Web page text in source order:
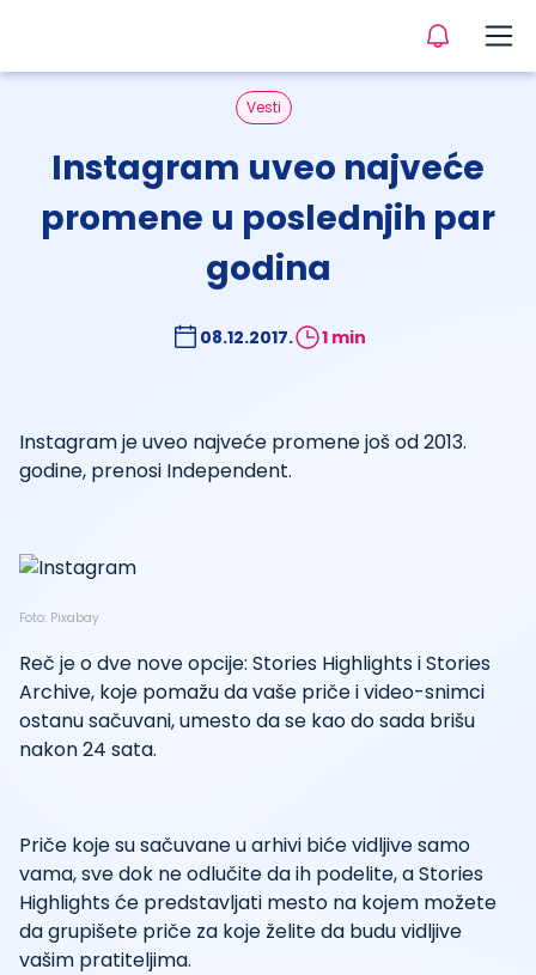
Vesti
Instagram uveo najveće
promene u poslednjih par
godina
08.12.2017. 1 min
Instagram je uveo najveće promene još od 2013.
godine, prenosi Independent.
Foto: Pixabay
Reč je o dve nove opcije: Stories Highlights i Stories
Archive, koje pomažu da vaše priče i video-snimci
ostanu sačuvani, umesto da se kao do sada brišu
nakon 24 sata.
Priče koje su sačuvane u arhivi biće vidljive samo
vama, sve dok ne odlučite da ih podelite, a Stories
Highlights će predstavljati mesto na kojem možete
da grupišete priče za koje želite da budu vidljive
vašim pratiteljima.